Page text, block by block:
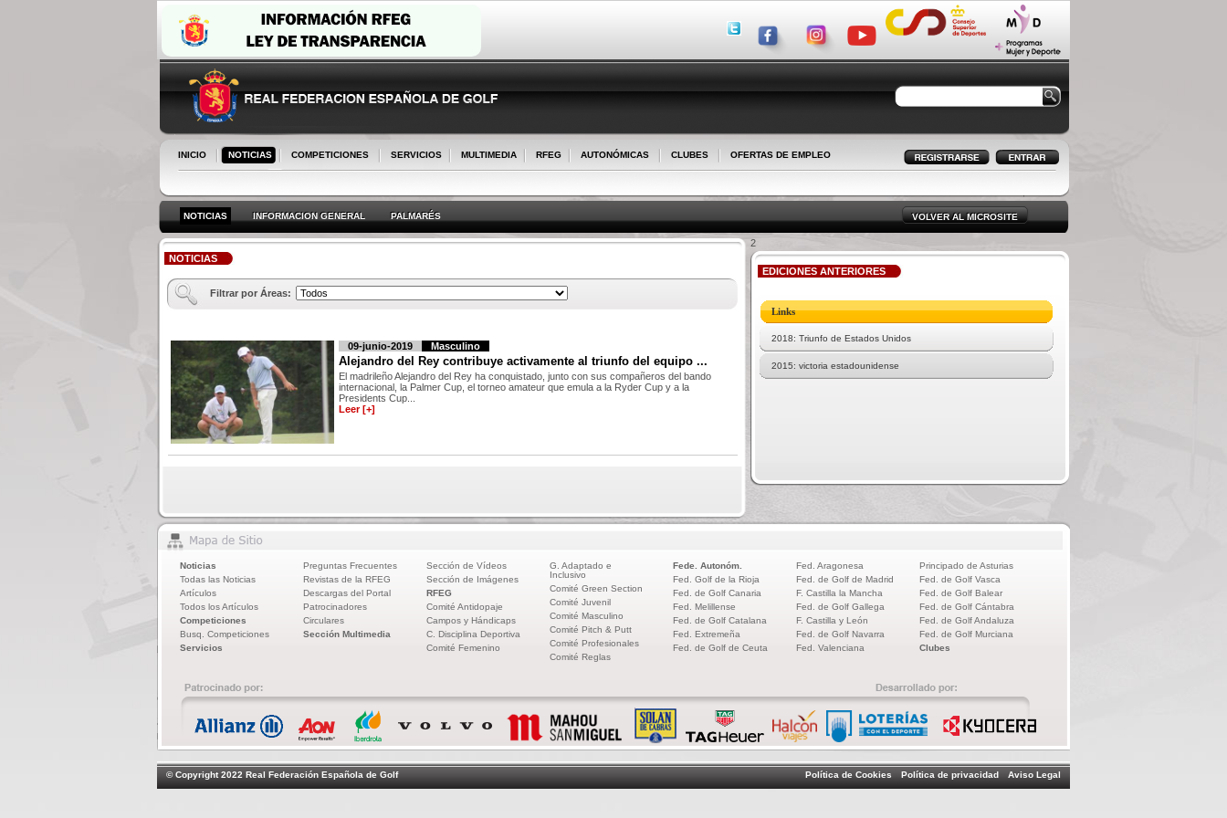
INICIO NOTICIAS COMPETICIONES SERVICIOS MULTIMEDIA RFEG AUTONÓMICAS CLUBES OFERTAS DE EMPLEO
NOTICIAS INFORMACION GENERAL PALMARÉS VOLVER AL MICROSITE
NOTICIAS
Filtrar por Áreas:
09-junio-2019 Masculino
Alejandro del Rey contribuye activamente al triunfo del equipo ...
El madrileño Alejandro del Rey ha conquistado, junto con sus compañeros del bando
internacional, la Palmer Cup, el torneo amateur que emula a la Ryder Cup y a la
Presidents Cup...
Leer [+]
2
EDICIONES ANTERIORES
Links
2018: Triunfo de Estados Unidos
2015: victoria estadounidense
Noticias
Todas las Noticias
Artículos
Todos los Artículos
Competiciones
Busq. Competiciones
Servicios
Preguntas Frecuentes
Revistas de la RFEG
Descargas del Portal
Patrocinadores
Circulares
Sección Multimedia
Sección de Vídeos
Sección de Imágenes
RFEG
Comité Antidopaje
Campos y Hándicaps
C. Disciplina Deportiva
Comité Femenino
G. Adaptado e
Inclusivo
Comité Green Section
Comité Juvenil
Comité Masculino
Comité Pitch & Putt
Comité Profesionales
Comité Reglas
Fede. Autonóm.
Fed. Golf de la Rioja
Fed. de Golf Canaria
Fed. Melillense
Fed. de Golf Catalana
Fed. Extremeña
Fed. de Golf de Ceuta
Fed. Aragonesa
Fed. de Golf de Madrid
F. Castilla la Mancha
Fed. de Golf Gallega
F. Castilla y León
Fed. de Golf Navarra
Fed. Valenciana
Principado de Asturias
Fed. de Golf Vasca
Fed. de Golf Balear
Fed. de Golf Cántabra
Fed. de Golf Andaluza
Fed. de Golf Murciana
Clubes
© Copyright 2022 Real Federación Española de Golf Aviso Legal
Política de privacidad
Política de Cookies